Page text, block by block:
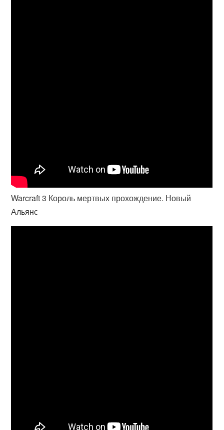
Warcraft 3 Король мертвых прохождение. Новый
Альянс